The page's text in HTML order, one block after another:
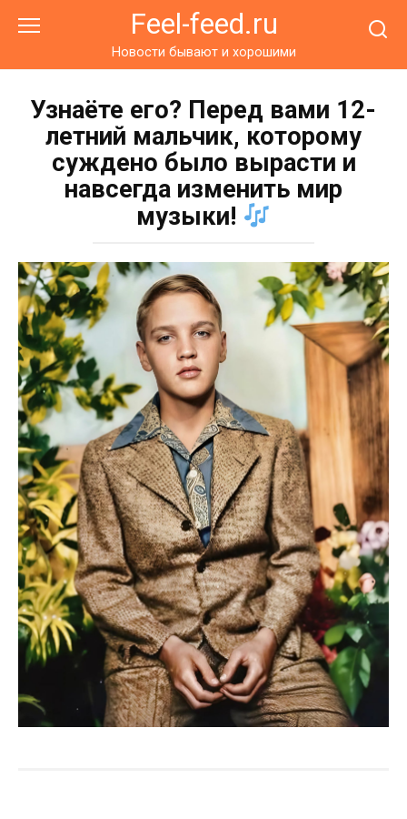
Feel-feed.ru
Новости бывают и хорошими
Узнаёте его? Перед вами 12-
летний мальчик, которому
суждено было вырасти и
навсегда изменить мир
музыки!